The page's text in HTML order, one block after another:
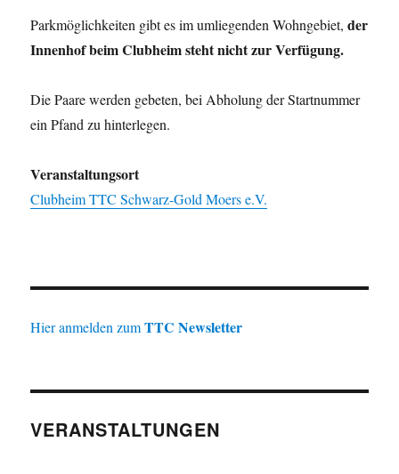
Parkmöglichkeiten gibt es im umliegenden Wohngebiet,der
Innenhof beim Clubheim steht nicht zur Verfügung.
Die Paare werden gebeten, bei Abholung der Startnummer
ein Pfand zu hinterlegen.
Veranstaltungsort
Clubheim TTC Schwarz-Gold Moers e.V.
Hier anmelden zumTTC Newsletter
VERANSTALTUNGEN